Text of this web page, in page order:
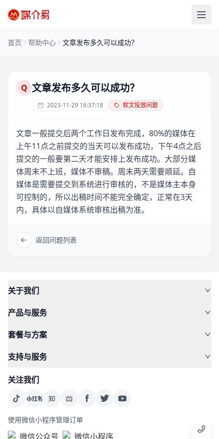
首页 帮助中心 文章发布多久可以成功？
Q 文章发布多久可以成功？
2023-11-29 16:37:18 软文投放问题
文章一般提交后两个工作日发布完成，80%的媒体在
上午11点之前提交的当天可以发布成功，下午4点之后
提交的一般要第二天才能安排上发布成功。大部分媒
体周末不上班，媒体不审稿。周末两天需要顺延。自
媒体是需要提交到系统进行审核的，不是媒体主本身
可控制的，所以出稿时间不能完全确定，正常在3天
内，具体以自媒体系统审核出稿为准。
返回问题列表
关于我们
产品与服务
套餐与方案
支持与服务
关注我们
使用微信小程序管理订单